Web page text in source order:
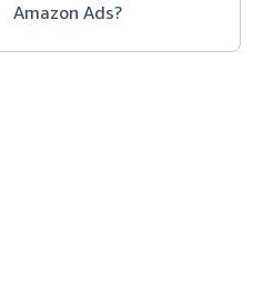
Amazon Ads?